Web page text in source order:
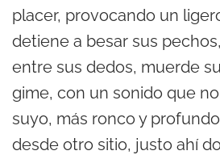
placer, provocando un
detiene a besar sus
entre sus dedos, muerde
gime, con un sonido que
suyo, más ronco y
desde otro sitio, justo ahí